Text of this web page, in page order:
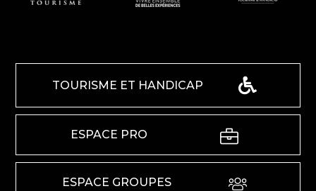
TOURISME ET HANDICAP
ESPACE PRO
ESPACE GROUPES